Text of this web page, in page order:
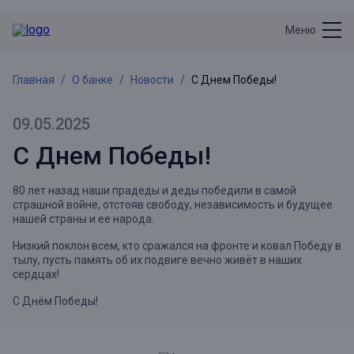
Меню
Главная О банке Новости С Днем Победы!
09.05.2025
С Днем Победы!
80 лет назад наши прадеды и деды победили в самой
страшной войне, отстояв свободу, независимость и будущее
нашей страны и ее народа.
Низкий поклон всем, кто сражался на фронте и ковал Победу в
тылу, пусть память об их подвиге вечно живёт в наших
сердцах!
С Днём Победы!